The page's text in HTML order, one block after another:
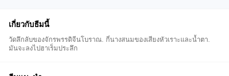
เกี่ยวกับธีมนี้
วัดลึกลับของจักรพรรดิจีนโบราณ. กี่นางสนมของเสียงหัวเราะและน้ำตา.
มันจะลงไปฮาเร็มประลึก